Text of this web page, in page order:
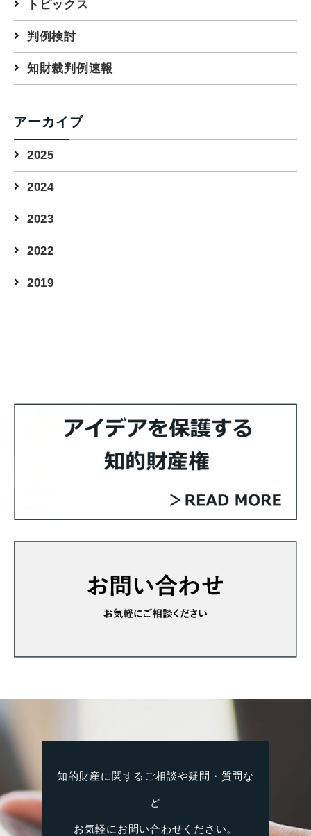
トピックス
判例検討
知財裁判例速報
アーカイブ
2025
2024
2023
2022
2019
知的財産に関するご相談や疑問・質問な
ど
お気軽にお問い合わせください。